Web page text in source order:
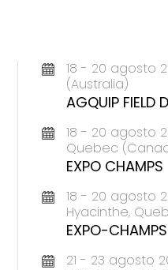
18 - 20 agosto
(Australia)
AGQUIP FIELD
18 - 20 agosto
Quebec
EXPO CHAMPS
18 - 20 agosto
Hyacinthe,
EXPO-CHAMPS
21 - 23 agosto